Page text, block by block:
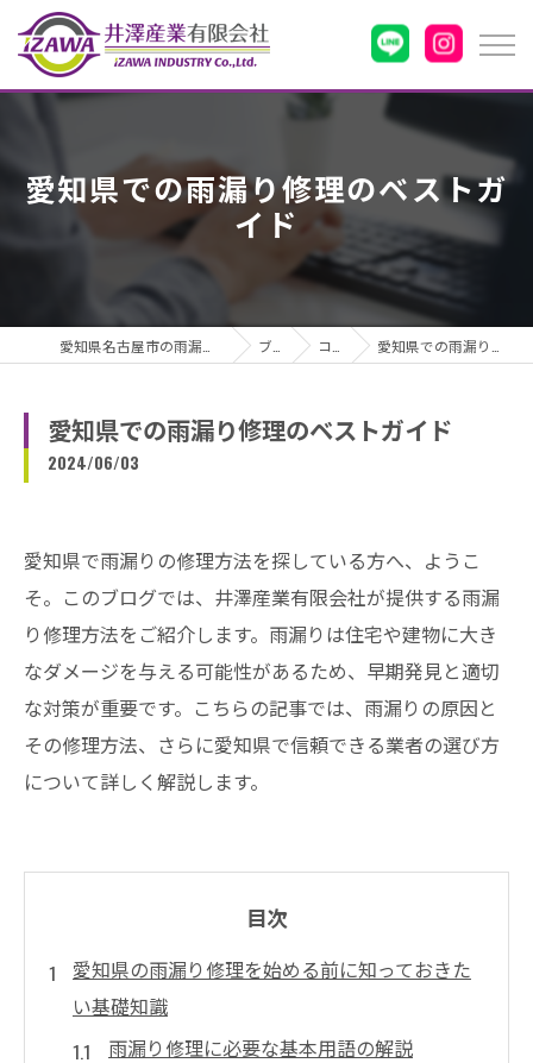
愛知県での雨漏り修理のベストガ
イド
ブログ コラム 愛知県での雨漏り修理のベストガイド
愛知県での雨漏り修理のベストガイド
2024/06/03
愛知県で雨漏りの修理方法を探している方へ、ようこ
そ。このブログでは、井澤産業有限会社が提供する雨漏
り修理方法をご紹介します。雨漏りは住宅や建物に大き
なダメージを与える可能性があるため、早期発見と適切
な対策が重要です。こちらの記事では、雨漏りの原因と
その修理方法、さらに愛知県で信頼できる業者の選び方
について詳しく解説します。
目次
愛知県の雨漏り修理を始める前に知っておきた
い基礎知識
雨漏り修理に必要な基本用語の解説